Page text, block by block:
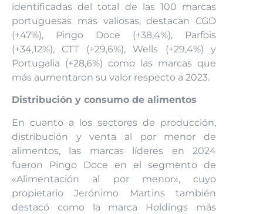
identificadas del total de las 100 marcas
portuguesas más valiosas, destacan CGD
(+47%), Pingo Doce (+38,4%), Parfois
(+34,12%), CTT (+29,6%), Wells (+29,4%) y
Portugalia (+28,6%) como las marcas que
más aumentaron su valor respecto a 2023.
Distribución y consumo de alimentos
En cuanto a los sectores de producción,
distribución y venta al por menor de
alimentos, las marcas líderes en 2024
fueron Pingo Doce en el segmento de
«Alimentación al por menor», cuyo
propietario Jerónimo Martins también
destacó como la marca Holdings más